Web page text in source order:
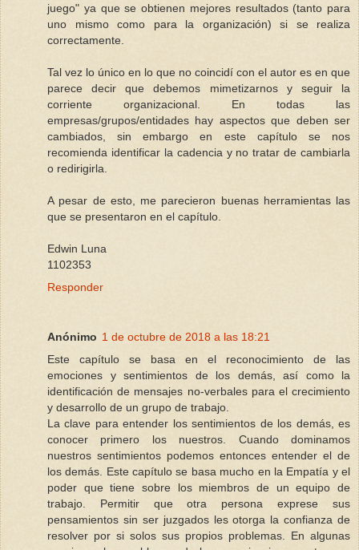
juego" ya que se obtienen mejores resultados (tanto para
uno mismo como para la organización) si se realiza
correctamente.
Tal vez lo único en lo que no coincidí con el autor es en que
parece decir que debemos mimetizarnos y seguir la
corriente organizacional. En todas las
empresas/grupos/entidades hay aspectos que deben ser
cambiados, sin embargo en este capítulo se nos
recomienda identificar la cadencia y no tratar de cambiarla
o redirigirla.
A pesar de esto, me parecieron buenas herramientas las
que se presentaron en el capítulo.
Edwin Luna
1102353
Responder
Anónimo 1 de octubre de 2018 a las 18:21
Este capítulo se basa en el reconocimiento de las
emociones y sentimientos de los demás, así como la
identificación de mensajes no-verbales para el crecimiento
y desarrollo de un grupo de trabajo.
La clave para entender los sentimientos de los demás, es
conocer primero los nuestros. Cuando dominamos
nuestros sentimientos podemos entonces entender el de
los demás. Este capítulo se basa mucho en la Empatía y el
poder que tiene sobre los miembros de un equipo de
trabajo. Permitir que otra persona exprese sus
pensamientos sin ser juzgados les otorga la confianza de
resolver por si solos sus propios problemas. En algunas